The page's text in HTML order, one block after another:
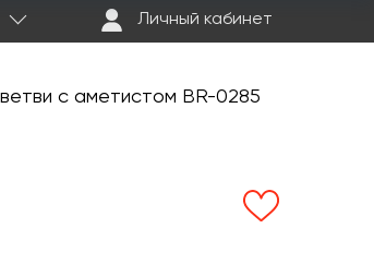
Личный кабинет
с аметистом BR-0285